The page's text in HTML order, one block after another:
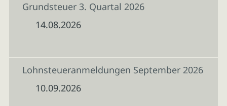
Grundsteuer 3. Quartal 2026
14.08.2026
Lohnsteueranmeldungen September 2026
10.09.2026